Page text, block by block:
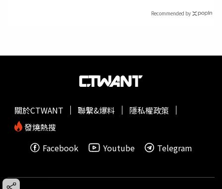
Recommended by
關於CTWANT 聯繫&爆料
隱私權政策
發燒熱搜
Facebook
Youtube Telegram